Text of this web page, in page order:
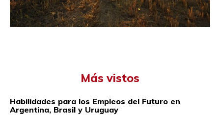
Más vistos
Habilidades para los Empleos del Futuro en
Argentina, Brasil y Uruguay